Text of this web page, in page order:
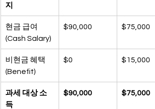
지
현금 급여
(Cash Salary)
$90,000 $75,000
비현금 혜택
(Benefit)
$0 $15,000
과세 대상 소
득
$90,000 $75,000